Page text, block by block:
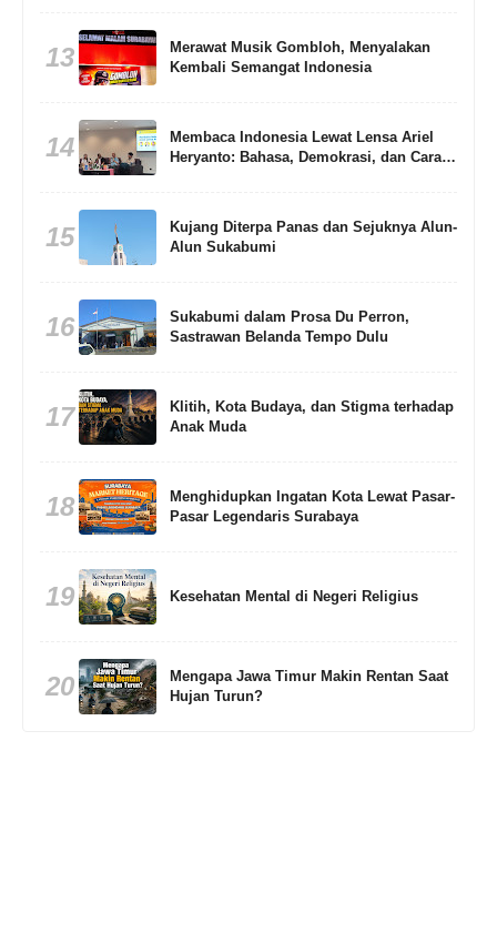
13
Merawat Musik Gombloh, Menyalakan
Kembali Semangat Indonesia
14
Membaca Indonesia Lewat Lensa Ariel
Heryanto: Bahasa, Demokrasi, dan Cara
15
Kujang Diterpa Panas dan Sejuknya Alun-
Alun Sukabumi
16
Sukabumi dalam Prosa Du Perron,
Sastrawan Belanda Tempo Dulu
17
Klitih, Kota Budaya, dan Stigma terhadap
Anak Muda
18
Menghidupkan Ingatan Kota Lewat Pasar-
Pasar Legendaris Surabaya
19 Kesehatan Mental di Negeri Religius
20
Mengapa Jawa Timur Makin Rentan Saat
Hujan Turun?